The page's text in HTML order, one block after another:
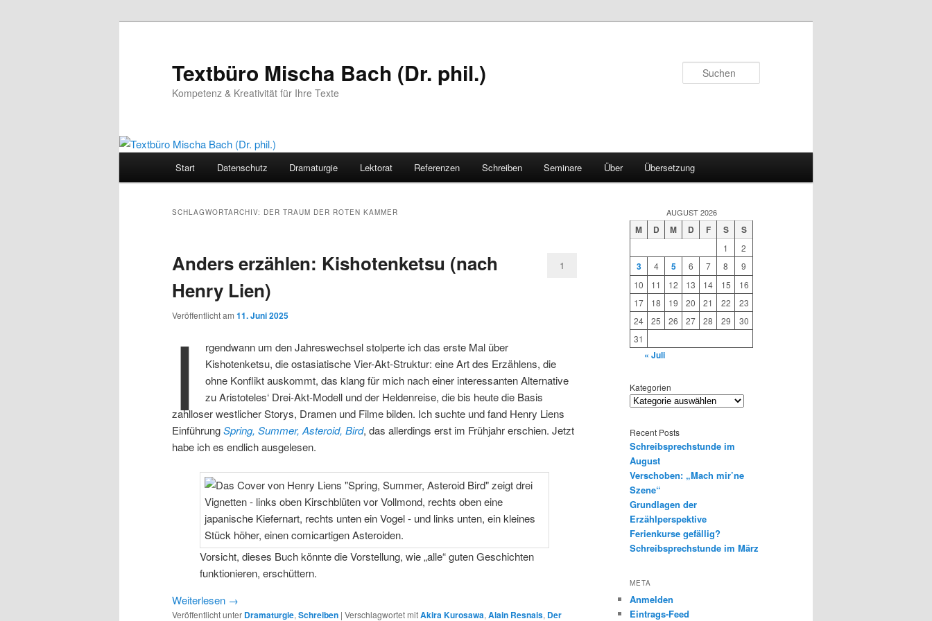
Textbüro Mischa Bach (Dr. phil.)
Kompetenz & Kreativität für Ihre Texte
Start Datenschutz Dramaturgie Lektorat Referenzen Schreiben Seminare Über Übersetzung
SCHLAGWORTARCHIV: DER TRAUM DER ROTEN KAMMER
Anders erzählen: Kishotenketsu (nach
Henry Lien)
Veröffentlicht am 11. Juni 2025
1
I
rgendwann um den Jahreswechsel stolperte ich das erste Mal über
Kishotenketsu, die ostasiatische Vier-Akt-Struktur: eine Art des Erzählens, die
ohne Konflikt auskommt, das klang für mich nach einer interessanten Alternative
zu Aristoteles‘ Drei-Akt-Modell und der Heldenreise, die bis heute die Basis
zahlloser westlicher Storys, Dramen und Filme bilden. Ich suchte und fand Henry Liens
EinführungSpring, Summer, Asteroid, Bird, das allerdings erst im Frühjahr erschien. Jetzt
habe ich es endlich ausgelesen.
Vorsicht, dieses Buch könnte die Vorstellung, wie „alle“ guten Geschichten
funktionieren, erschüttern.
Weiterlesen →
Veröffentlicht unter Dramaturgie, Schreiben | Verschlagwortet mitAkira Kurosawa, Alain Resnais, Der
AUGUST 2026
M D M D F S S
1 2
3 4 5 6 7 8
9
10
11 12 13 14 15
16
17
18 19 20 21 22
23
24
25 26 27 28 29
30
31
« Juli
Kategorien
Recent Posts
Schreibsprechstunde im
August
Verschoben: „Mach mir’ne
Szene“
Grundlagen der
Erzählperspektive
Ferienkurse gefällig?
Schreibsprechstunde im März
META
Anmelden
Eintrags-Feed